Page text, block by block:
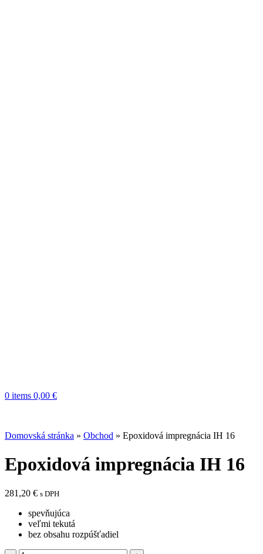
0 items 0,00 €
Domovská stránka » Obchod » Epoxidová impregnácia IH 16
Epoxidová impregnácia IH 16
281,20 € s DPH
spevňujúca
veľmi tekutá
bez obsahu rozpúšťadiel